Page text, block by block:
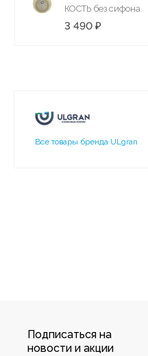
КОСТЬ без сифона
3 490 ₽
Все товары бренда ULgran
Подписаться на
новости и акции